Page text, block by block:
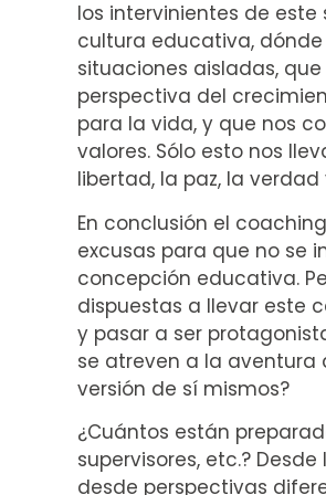
los intervinientes de
cultura educativa,
situaciones aisladas,
perspectiva del
para la vida, y que nos
valores. Sólo esto nos
libertad, la paz, la
En conclusión el
excusas para que no se
concepción educativa.
dispuestas a llevar este
y pasar a ser
se atreven a la aventura
versión de sí mismos?
¿Cuántos están
supervisores, etc.?
desde perspectivas